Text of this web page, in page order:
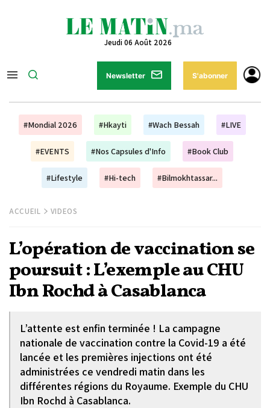
Jeudi 06 Août 2026
Newsletter S'abonner
#Mondial 2026 #Hkayti #Wach Bessah #LIVE
#EVENTS #Nos Capsules d'Info #Book Club
#Lifestyle #Hi-tech #Bilmokhtassar...
ACCUEIL VIDEOS
L’opération de vaccination se
poursuit : L’exemple au CHU
Ibn Rochd à Casablanca
L’attente est enfin terminée ! La campagne
nationale de vaccination contre la Covid-19 a été
lancée et les premières injections ont été
administrées ce vendredi matin dans les
différentes régions du Royaume. Exemple du CHU
Ibn Rochd à Casablanca.